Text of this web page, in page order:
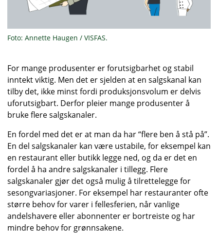
Foto: Annette Haugen / VISFAS.
For mange produsenter er forutsigbarhet og stabil
inntekt viktig. Men det er sjelden at en salgskanal kan
tilby det, ikke minst fordi produksjonsvolum er delvis
uforutsigbart. Derfor pleier mange produsenter å
bruke flere salgskanaler.
En fordel med det er at man da har “flere ben å stå på”.
En del salgskanaler kan være ustabile, for eksempel kan
en restaurant eller butikk legge ned, og da er det en
fordel å ha andre salgskanaler i tillegg. Flere
salgskanaler gjør det også mulig å tilrettelegge for
sesongvariasjoner. For eksempel har restauranter ofte
større behov for varer i fellesferien, når vanlige
andelshavere eller abonnenter er bortreiste og har
mindre behov for grønnsakene.